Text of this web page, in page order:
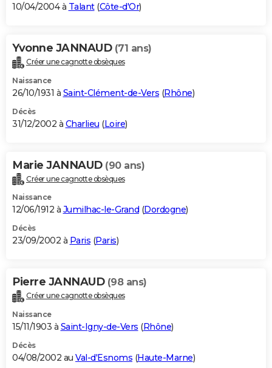
10/04/2004 à Talant(Côte-d'Or)
Yvonne JANNAUD (71 ans)
Créer une cagnotte obsèques
Naissance
26/10/1931 à Saint-Clément-de-Vers (Rhône)
Décès
31/12/2002 à Charlieu (Loire)
Marie JANNAUD (90 ans)
Créer une cagnotte obsèques
Naissance
12/06/1912 à Jumilhac-le-Grand (Dordogne)
Décès
23/09/2002 à Paris (Paris)
Pierre JANNAUD (98 ans)
Créer une cagnotte obsèques
Naissance
15/11/1903 à Saint-Igny-de-Vers (Rhône)
Décès
04/08/2002 au Val-d'Esnoms (Haute-Marne)